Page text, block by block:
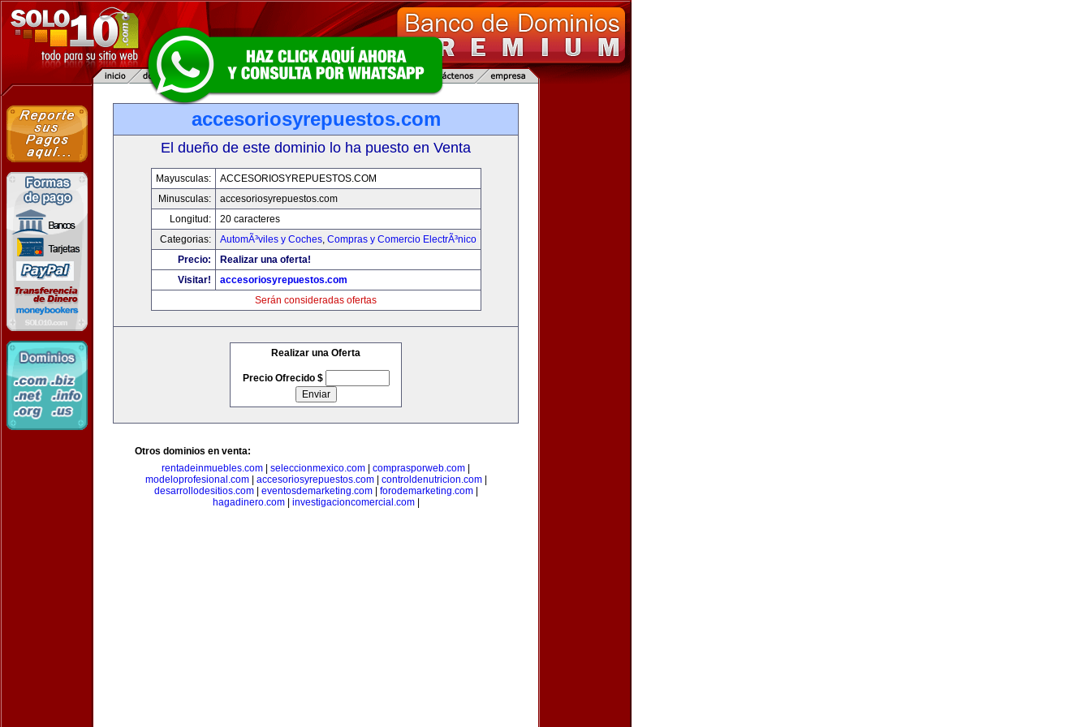
accesoriosyrepuestos.com
El dueño de este dominio lo ha puesto en Venta
Mayusculas:
ACCESORIOSYREPUESTOS.COM
Minusculas:
accesoriosyrepuestos.com
Longitud:
20 caracteres
Categorias:
AutomÃ³viles y Coches, Compras y Comercio ElectrÃ³nico
Precio:
Realizar una oferta!
Visitar!
accesoriosyrepuestos.com
Serán consideradas ofertas
Realizar una Oferta
Precio Ofrecido $
Otros dominios en venta:
rentadeinmuebles.com
seleccionmexico.com comprasporweb.com
modeloprofesional.com| accesoriosyrepuestos.com| controldenutricion.com|
desarrollodesitios.com| eventosdemarketing.com| forodemarketing.com|
hagadinero.com| investigacioncomercial.com|